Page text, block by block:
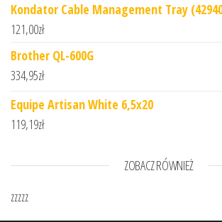
Kondator Cable Management Tray
121,00zł
Brother QL-600G
334,95zł
Equipe Artisan White 6,5x20
119,19zł
ZOBACZ RÓWNIEŻ
zzzzz